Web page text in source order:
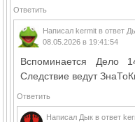
Ответить
Написал kermit в ответ
08.05.2026 в 19:41:54
Вспоминается Дело
Следствие ведут
Ответить
Написал Дык в ответ